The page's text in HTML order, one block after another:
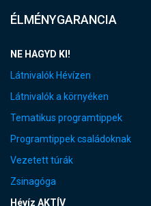
ÉLMÉNYGARANCIA
NE HAGYD KI!
Látnivalók Hévízen
Látnivalók a környéken
Tematikus programtippek
Programtippek családoknak
Vezetett túrák
Zsinagóga
Hévíz AKTÍV